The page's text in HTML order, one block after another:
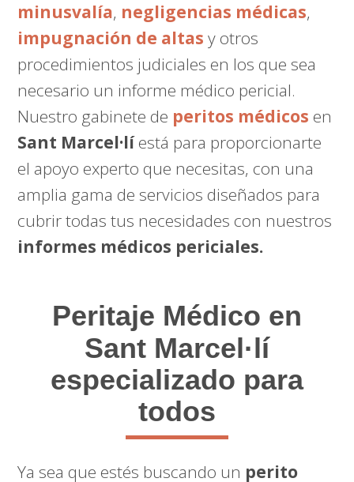
minusvalía, negligencias médicas,
impugnación de altas y otros
procedimientos judiciales en los que sea
necesario un informe médico pericial.
Nuestro gabinete de peritos médicos en
Sant Marcel·líestá para proporcionarte
el apoyo experto que necesitas, con una
amplia gama de servicios diseñados para
cubrir todas tus necesidades con nuestros
informes médicos periciales.
Peritaje Médico en
Sant Marcel·lí
especializado para
todos
Ya sea que estés buscando un perito